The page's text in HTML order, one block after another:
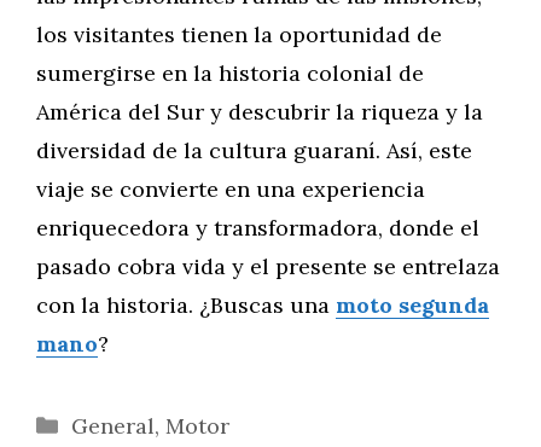
los visitantes tienen la oportunidad de
sumergirse en la historia colonial de
América del Sur y descubrir la riqueza y la
diversidad de la cultura guaraní. Así, este
viaje se convierte en una experiencia
enriquecedora y transformadora, donde el
pasado cobra vida y el presente se entrelaza
con la historia. ¿Buscas una moto segunda
mano?
Categorías
General, Motor